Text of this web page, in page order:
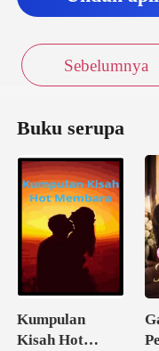
Sebelumnya
Buku serupa
Kumpulan
Kisah Hot